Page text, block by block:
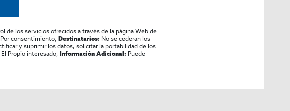
de los servicios ofrecidos a través de la página Web de
Por consentimiento, Destinatarios: No se cederan los
y suprimir los datos, solicitar la portabilidad de los
El Propio interesado, Información Adicional: Puede